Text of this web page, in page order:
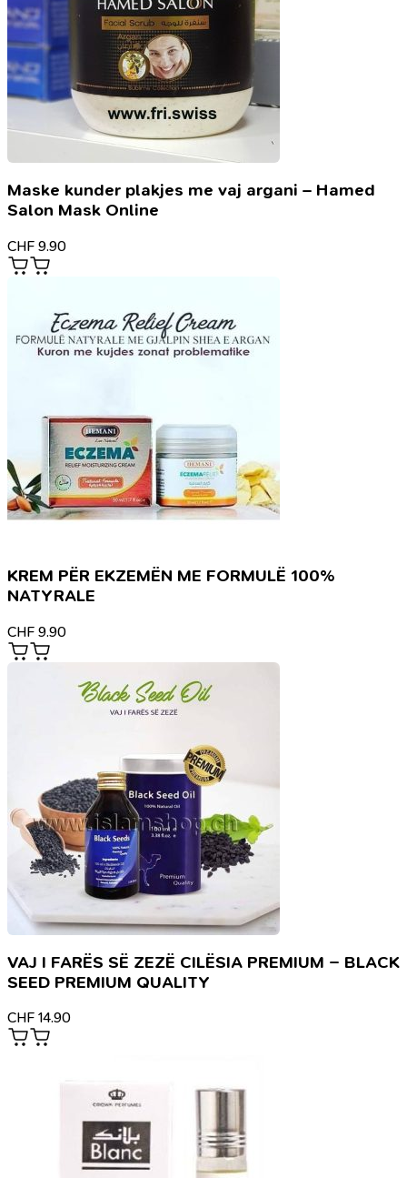
Maske kunder plakjes me vaj argani – Hamed
Salon Mask Online
CHF 9.90
KREM PËR EKZEMËN ME FORMULË 100%
NATYRALE
CHF 9.90
VAJ I FARËS SË ZEZË CILËSIA PREMIUM – BLACK
SEED PREMIUM QUALITY
CHF 14.90